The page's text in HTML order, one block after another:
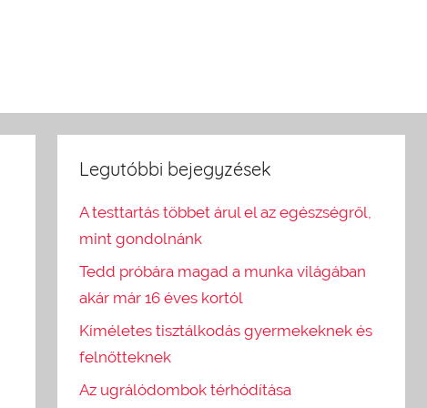
Legutóbbi bejegyzések
A testtartás többet árul el az egészségről,
mint gondolnánk
Tedd próbára magad a munka világában
akár már 16 éves kortól
Kíméletes tisztálkodás gyermekeknek és
felnőtteknek
Az ugrálódombok térhódítása